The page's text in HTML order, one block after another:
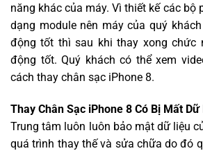
năng khác của máy. Vì thiết kế các bộ
dạng module nên máy của quý
động tốt thì sau khi thay xong chức
động tốt. Quý khách có thể xem
cách thay chân sạc iPhone 8.
Thay Chân Sạc iPhone 8 Có Bị Mất
Trung tâm luôn luôn bảo mật dữ liệu
quá trình thay thế và sửa chữa do đó